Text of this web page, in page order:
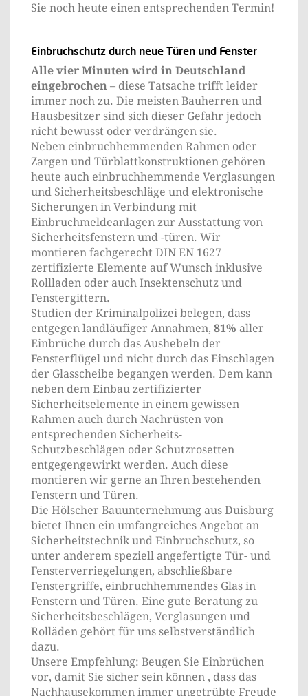
Sie noch heute einen entsprechenden Termin!
Einbruchschutz durch neue Türen und Fenster
Alle vier Minuten wird in Deutschland
eingebrochen – diese Tatsache trifft leider
immer noch zu. Die meisten Bauherren und
Hausbesitzer sind sich dieser Gefahr jedoch
nicht bewusst oder verdrängen sie.
Neben einbruchhemmenden Rahmen oder
Zargen und Türblattkonstruktionen gehören
heute auch einbruchhemmende Verglasungen
und Sicherheitsbeschläge und elektronische
Sicherungen in Verbindung mit
Einbruchmeldeanlagen zur Ausstattung von
Sicherheitsfenstern und -türen. Wir
montieren fachgerecht DIN EN 1627
zertifizierte Elemente auf Wunsch inklusive
Rollladen oder auch Insektenschutz und
Fenstergittern.
Studien der Kriminalpolizei belegen, dass
entgegen landläufiger Annahmen, 81% aller
Einbrüche durch das Aushebeln der
Fensterflügel und nicht durch das Einschlagen
der Glasscheibe begangen werden. Dem kann
neben dem Einbau zertifizierter
Sicherheitselemente in einem gewissen
Rahmen auch durch Nachrüsten von
entsprechenden Sicherheits-
Schutzbeschlägen oder Schutzrosetten
entgegengewirkt werden. Auch diese
montieren wir gerne an Ihren bestehenden
Fenstern und Türen.
Die Hölscher Bauunternehmung aus Duisburg
bietet Ihnen ein umfangreiches Angebot an
Sicherheitstechnik und Einbruchschutz, so
unter anderem speziell angefertigte Tür- und
Fensterverriegelungen, abschließbare
Fenstergriffe, einbruchhemmendes Glas in
Fenstern und Türen. Eine gute Beratung zu
Sicherheitsbeschlägen, Verglasungen und
Rolläden gehört für uns selbstverständlich
dazu.
Unsere Empfehlung: Beugen Sie Einbrüchen
vor, damit Sie sicher sein können , dass das
Nachhausekommen immer ungetrübte Freude